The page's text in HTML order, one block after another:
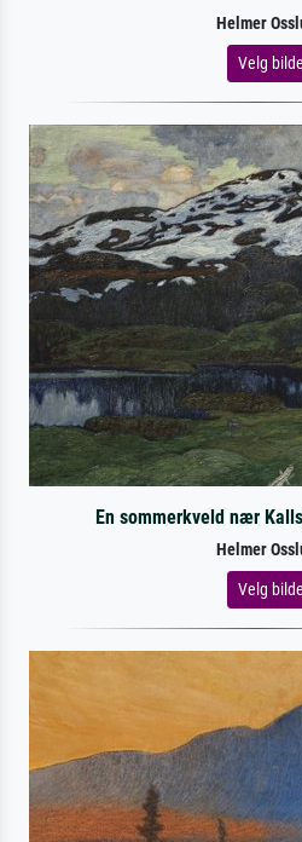
Helmer
Velg bilde
En sommerkveld nær
Helmer
Velg bilde